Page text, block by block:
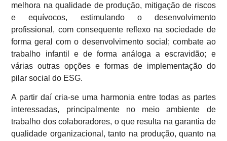
melhora na qualidade de produção, mitigação de riscos
e equívocos, estimulando o desenvolvimento
profissional, com consequente reflexo na sociedade de
forma geral com o desenvolvimento social; combate ao
trabalho infantil e de forma análoga a escravidão; e
várias outras opções e formas de implementação do
pilar social do ESG.
A partir daí cria-se uma harmonia entre todas as partes
interessadas, principalmente no meio ambiente de
trabalho dos colaboradores, o que resulta na garantia de
qualidade organizacional, tanto na produção, quanto na